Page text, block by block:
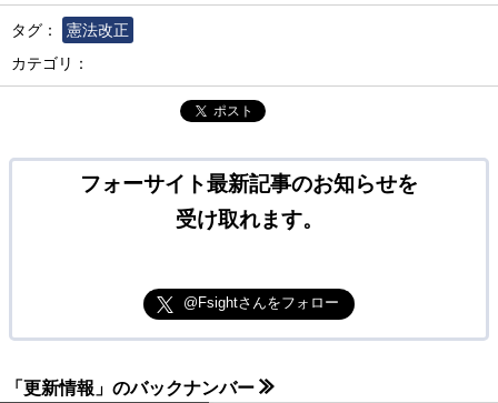
タグ：
憲法改正
カテゴリ：
ポスト
フォーサイト最新記事のお知らせを
受け取れます。
@Fsightさんをフォロー
「更新情報」のバックナンバー